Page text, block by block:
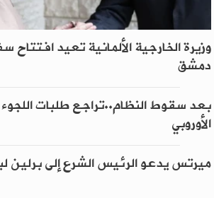
وزيرة الخارجية الألمانية تعيد افتتاح
دمشق
بعد سقوط النظام..تراجع طلبات اللجوء
الأوروبي
ميرتس يدعو الرئيس الشرع إلى برلين